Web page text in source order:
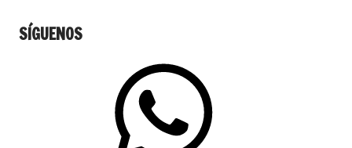
SÍGUENOS